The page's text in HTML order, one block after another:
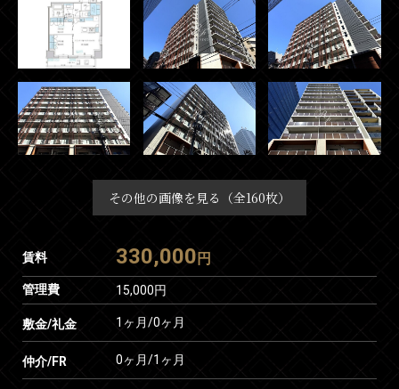
その他の画像を見る（全160枚）
賃料 330,000 円
管理費 15,000円
敷金/礼金 1ヶ月/0ヶ月
仲介/FR 0ヶ月/1ヶ月